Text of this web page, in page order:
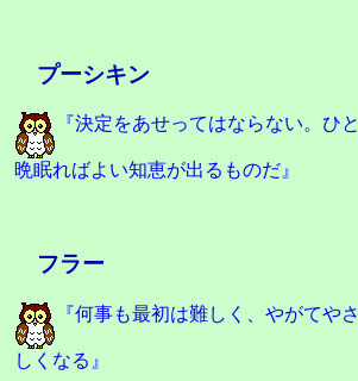
プーシキン
『決定をあせってはならない。ひと
晩眠ればよい知恵が出るものだ』
フラー
『何事も最初は難しく、やがてやさ
しくなる』